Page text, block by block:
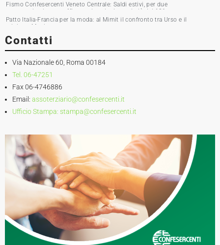
Fismo Confesercenti Veneto Centrale: Saldi estivi, per due
commercianti su tre affluenza in calo. Incassi giù del 10%
Patto Italia-Francia per la moda: al Mimit il confronto tra Urso e il
ministro Martin
Contatti
Via Nazionale 60, Roma 00184
Tel. 06-47251
Fax 06-4746886
Email: assoterziario@confesercenti.it
Ufficio Stampa: stampa@confesercenti.it